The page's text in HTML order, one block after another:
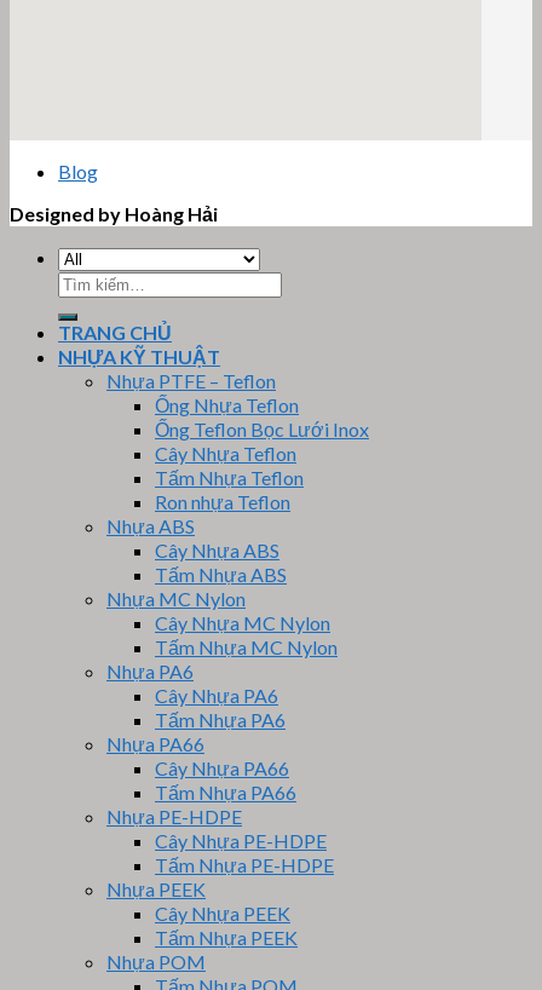
Blog
Designed by Hoàng Hải
Tìm
kiếm:
TRANG CHỦ
NHỰA KỸ THUẬT
Nhựa PTFE – Teflon
Ống Nhựa Teflon
Ống Teflon Bọc Lưới Inox
Cây Nhựa Teflon
Tấm Nhựa Teflon
Ron nhựa Teflon
Nhựa ABS
Cây Nhựa ABS
Tấm Nhựa ABS
Nhựa MC Nylon
Cây Nhựa MC Nylon
Tấm Nhựa MC Nylon
Nhựa PA6
Cây Nhựa PA6
Tấm Nhựa PA6
Nhựa PA66
Cây Nhựa PA66
Tấm Nhựa PA66
Nhựa PE-HDPE
Cây Nhựa PE-HDPE
Tấm Nhựa PE-HDPE
Nhựa PEEK
Cây Nhựa PEEK
Tấm Nhựa PEEK
Nhựa POM